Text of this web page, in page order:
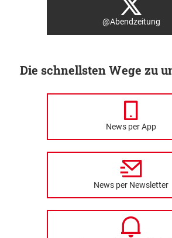
@Abendzeitung
Die schnellsten Wege zu
News per App
News per Newsletter